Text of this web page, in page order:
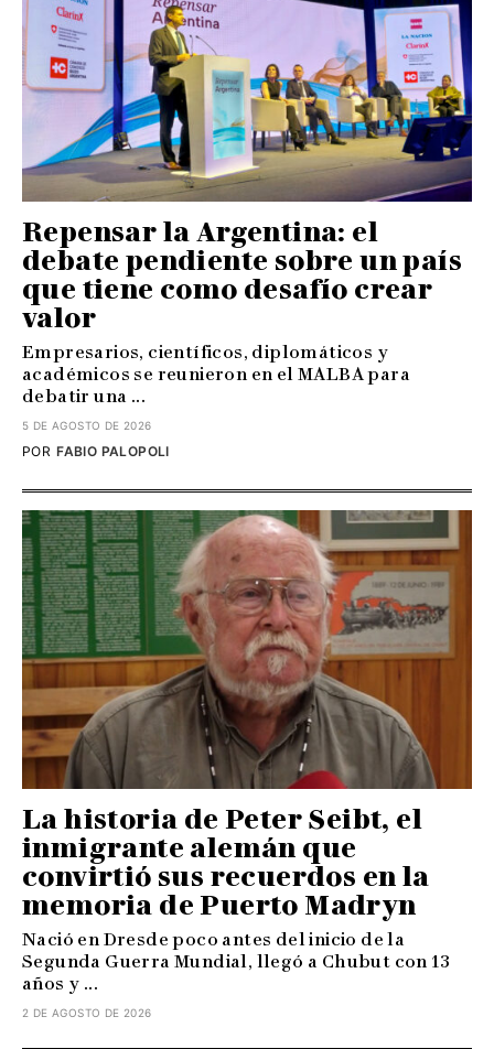
Repensar la Argentina: el
debate pendiente sobre un país
que tiene como desafío crear
valor
Empresarios, científicos, diplomáticos y
académicos se reunieron en el MALBA para
debatir una ...
5 DE AGOSTO DE 2026
FABIO PALOPOLI
POR
La historia de Peter Seibt, el
inmigrante alemán que
convirtió sus recuerdos en la
memoria de Puerto Madryn
Nació en Dresde poco antes del inicio de la
Segunda Guerra Mundial, llegó a Chubut con 13
años y ...
2 DE AGOSTO DE 2026